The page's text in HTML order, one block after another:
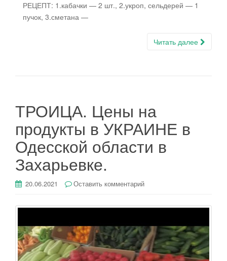
РЕЦЕПТ: 1.кабачки — 2 шт., 2.укроп, сельдерей — 1
пучок, 3.сметана —
Читать далее
ТРОИЦА. Цены на
продукты в УКРАИНЕ в
Одесской области в
Захарьевке.
20.06.2021 Оставить комментарий